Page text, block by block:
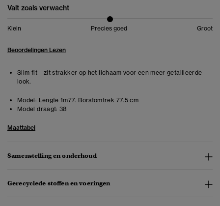
Valt zoals verwacht
Klein Precies goed Groot
Beoordelingen Lezen
Slim fit – zit strakker op het lichaam voor een meer getailleerde
look.
Model: Lengte 1m77. Borstomtrek 77.5 cm
Model draagt: 38
Maattabel
Samenstelling en onderhoud
Gerecyclede stoffen en voeringen